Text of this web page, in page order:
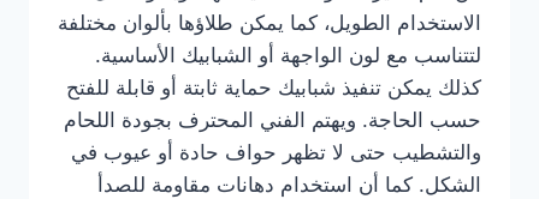
الاستخدام الطويل، كما يمكن طلاؤها بألوان مختلفة
لتتناسب مع لون الواجهة أو الشبابيك الأساسية.
كذلك يمكن تنفيذ شبابيك حماية ثابتة أو قابلة للفتح
حسب الحاجة. ويهتم الفني المحترف بجودة اللحام
والتشطيب حتى لا تظهر حواف حادة أو عيوب في
الشكل. كما أن استخدام دهانات مقاومة للصدأ